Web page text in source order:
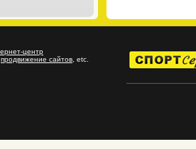
продвижение сайтов , etc.